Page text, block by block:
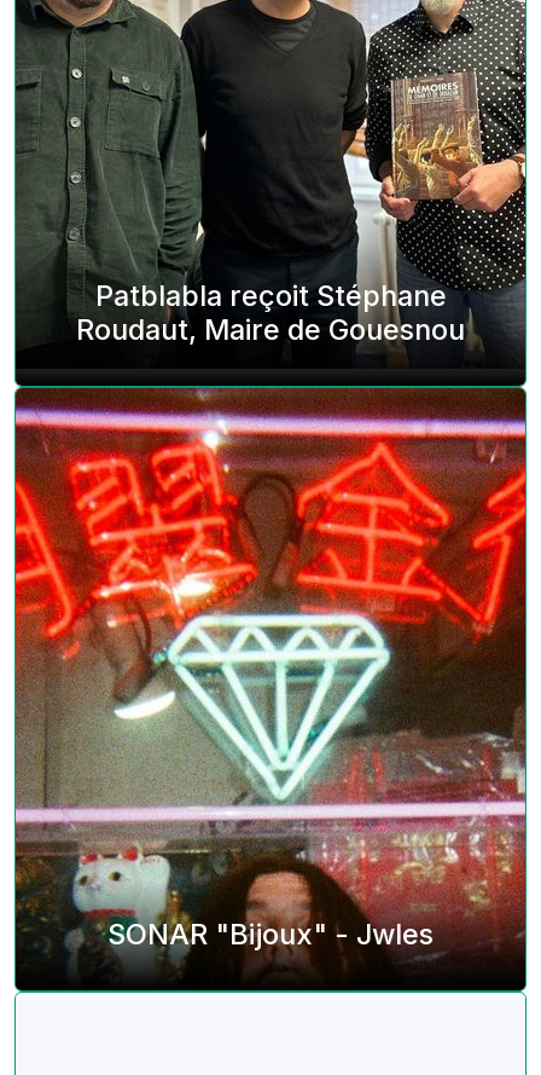
Patblabla reçoit Stéphane
Roudaut, Maire de Gouesnou
SONAR "Bijoux" - Jwles